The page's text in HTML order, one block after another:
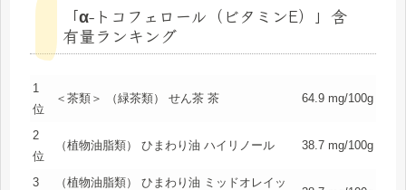
「α-トコフェロール（ビタミンE）」含
有量ランキング
1
位
＜茶類＞ （緑茶類） せん茶 茶 64.9 mg/100g
2
位
（植物油脂類） ひまわり油 ハイリノール 38.7 mg/100g
3
（植物油脂類） ひまわり油 ミッドオレイッ